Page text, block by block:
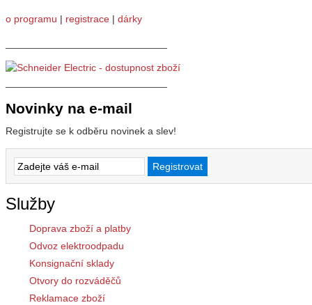
o programu | registrace | dárky
Novinky na e-mail
Registrujte se k odběru novinek a slev!
Služby
Doprava zboží a platby
Odvoz elektroodpadu
Konsignační sklady
Otvory do rozváděčů
Reklamace zboží